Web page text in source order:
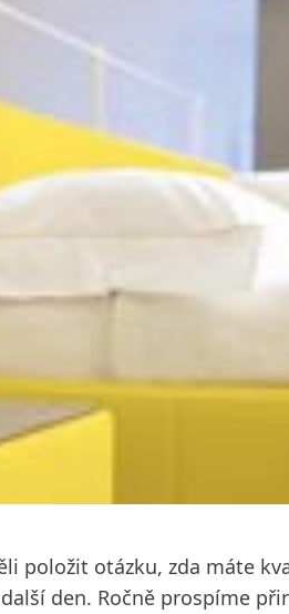
položit otázku, zda máte
den. Ročně prospíme